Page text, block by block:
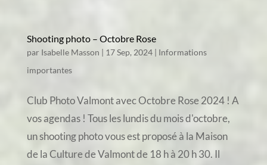
Shooting photo – Octobre Rose
par Isabelle Masson | 17 Sep, 2024| Informations
importantes
Club Photo Valmont avec Octobre Rose 2024 ! A
vos agendas ! Tous les lundis du mois d'octobre,
un shooting photo vous est proposé à la Maison
de la Culture de Valmont de 18 h à 20 h 30. Il